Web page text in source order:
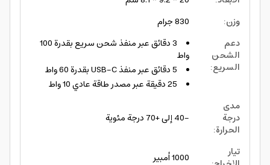
وزن:
830 جرام
دعم
الشحن
السريع:
3 دقائق عبر منفذ شحن سريع بقدرة 100
واط
5 دقائق عبر منفذ USB-C بقدرة 60 واط
25 دقيقة عبر مصدر طاقة عادي 10 واط
مدى
درجة
الحرارة:
-40 إلى +70 درجة مئوية
تيار
1000 أمبير